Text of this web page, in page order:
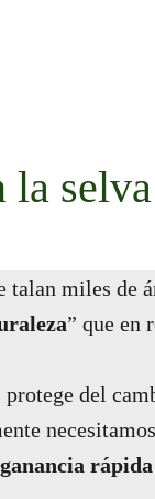
la
talan miles de
” que en
del